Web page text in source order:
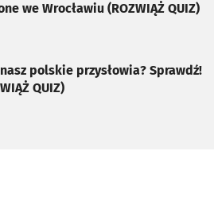
we Wrocławiu (ROZWIĄŻ QUIZ)
polskie przysłowia? Sprawdź!
QUIZ)